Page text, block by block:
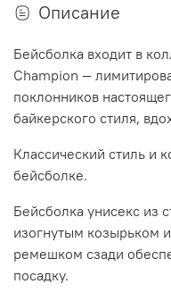
Описание
Бейсболка входит в
Champion —
поклонников
байкерского стиля,
Классический стиль и
бейсболке.
Бейсболка унисекс из
изогнутым козырьком
ремешком сзади
посадку.